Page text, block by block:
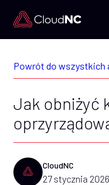
Powrót do wszystkich
Jak obniżyć
CloudNC
27 stycznia